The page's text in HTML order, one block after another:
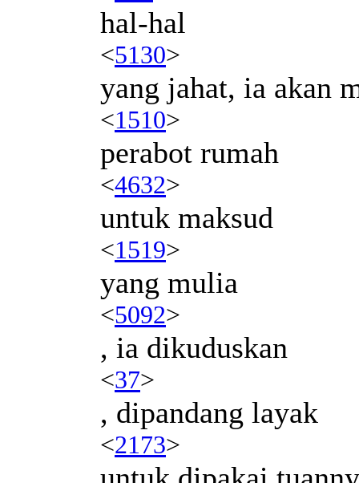
hal-hal
<5130>
yang jahat, ia akan
<1510>
perabot rumah
<4632>
untuk maksud
<1519>
yang mulia
<5092>
, ia dikuduskan
<37>
, dipandang layak
<2173>